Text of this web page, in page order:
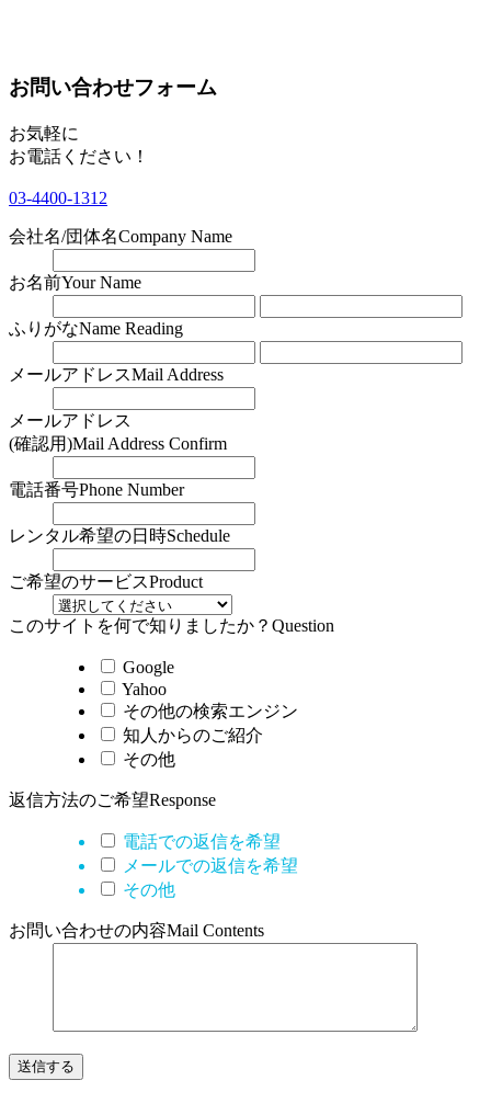
お問い合わせフォーム
お気軽に
お電話ください！
03-4400-1312
会社名/団体名Company Name
お名前Your Name
ふりがなName Reading
メールアドレスMail Address
メールアドレス
(確認用)Mail Address Confirm
電話番号Phone Number
レンタル希望の日時Schedule
ご希望のサービスProduct
このサイトを何で知りましたか？ Question
Google
Yahoo
その他の検索エンジン
知人からのご紹介
その他
返信方法のご希望Response
電話での返信を希望
メールでの返信を希望
その他
お問い合わせの内容Mail Contents